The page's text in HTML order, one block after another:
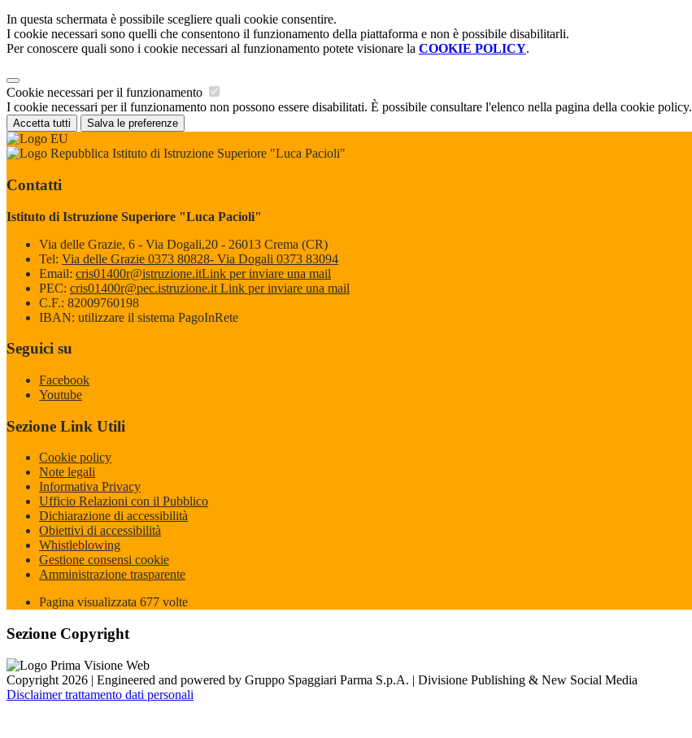
In questa schermata è possibile scegliere quali cookie consentire.
I cookie necessari sono quelli che consentono il funzionamento della piattaforma e non è possibile disabilitarli.
Per conoscere quali sono i cookie necessari al funzionamento potete visionare la COOKIE POLICY.
Cookie necessari per il funzionamento
I cookie necessari per il funzionamento non possono essere disabilitati. È possibile consultare l'elenco nella pagina della cookie policy.
Accetta tutti Salva le preferenze
Istituto di Istruzione Superiore "Luca Pacioli"
Contatti
Istituto di Istruzione Superiore "Luca Pacioli"
Via delle Grazie, 6 - Via Dogali,20 - 26013 Crema (CR)
Tel: Via delle Grazie 0373 80828- Via Dogali 0373 83094
Email: cris01400r@istruzione.itLink per inviare una mail
PEC: cris01400r@pec.istruzione.it Link per inviare una mail
C.F.: 82009760198
IBAN: utilizzare il sistema PagoInRete
Seguici su
Facebook
Youtube
Sezione Link Utili
Cookie policy
Note legali
Informativa Privacy
Ufficio Relazioni con il Pubblico
Dichiarazione di accessibilità
Obiettivi di accessibilità
Whistleblowing
Gestione consensi cookie
Amministrazione trasparente
Pagina visualizzata 677 volte
Sezione Copyright
Copyright 2026 | Engineered and powered by Gruppo Spaggiari Parma S.p.A. | Divisione Publishing & New Social Media
Disclaimer trattamento dati personali